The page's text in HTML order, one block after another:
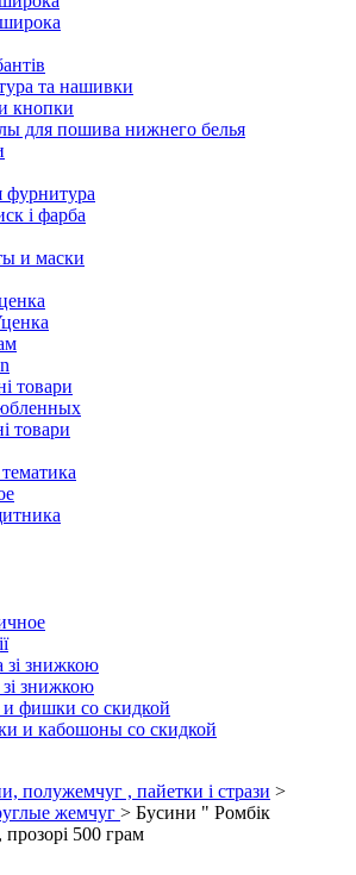
та нашивки
кнопки
для пошива нижнего белья
і фарба
и маски
товари
товари
зі знижкою
зі знижкою
фишки со скидкой
и кабошоны со скидкой
полужемчуг , пайетки і стрази >
жемчуг > Бусини " Ромбік
500 грам